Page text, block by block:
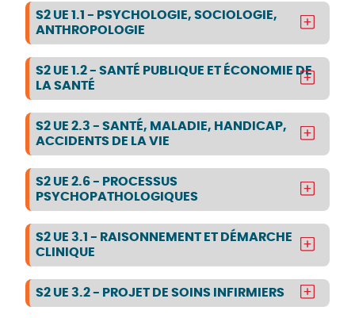
S2 UE 1.1 - PSYCHOLOGIE, SOCIOLOGIE,
ANTHROPOLOGIE
S2 UE 1.2 - SANTÉ PUBLIQUE ET ÉCONOMIE DE
LA SANTÉ
S2 UE 2.3 - SANTÉ, MALADIE, HANDICAP,
ACCIDENTS DE LA VIE
S2 UE 2.6 - PROCESSUS
PSYCHOPATHOLOGIQUES
S2 UE 3.1 - RAISONNEMENT ET DÉMARCHE
CLINIQUE
S2 UE 3.2 - PROJET DE SOINS INFIRMIERS